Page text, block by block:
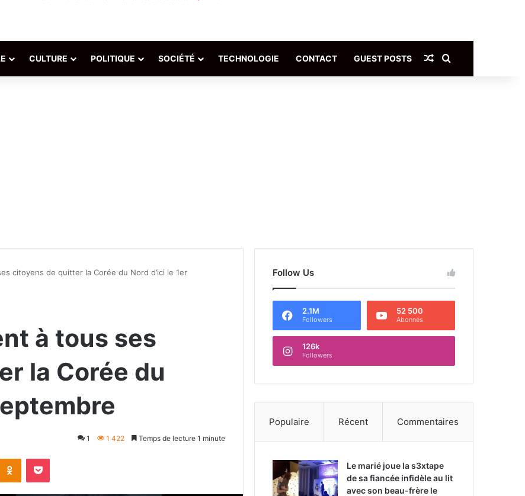
CULTURE POLITIQUE SOCIÉTÉ TECHNOLOGIE CONTACT GUEST POSTS Article Aléatoire
citoyens de quitter la Corée du Nord d’ici le 1er
à tous ses
la Corée du
1 1 422 Temps de lecture 1 minute
Odnoklassniki
Pocket
Follow Us
2.1M
Followers
52 500
Abonnés
126k
Followers
Populaire Récent Commentaires
Le marié joue la s3xtape
de sa fiancée infidèle au lit
avec son beau-frère le